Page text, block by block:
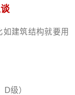
建筑结构就要用
级）